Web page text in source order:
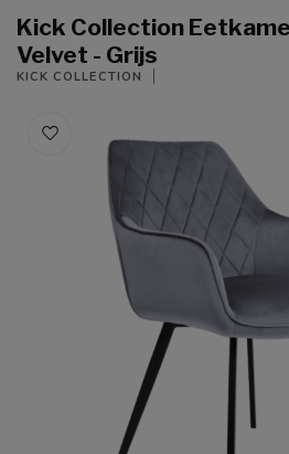
Kick Collection
Velvet - Grijs
KICK COLLECTION